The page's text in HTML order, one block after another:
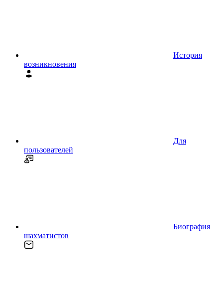
История
возникновения
Для
пользователей
Биография
шахматистов